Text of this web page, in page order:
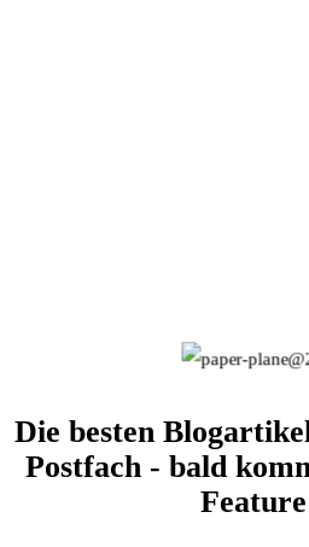
Die besten
Postfach - bald